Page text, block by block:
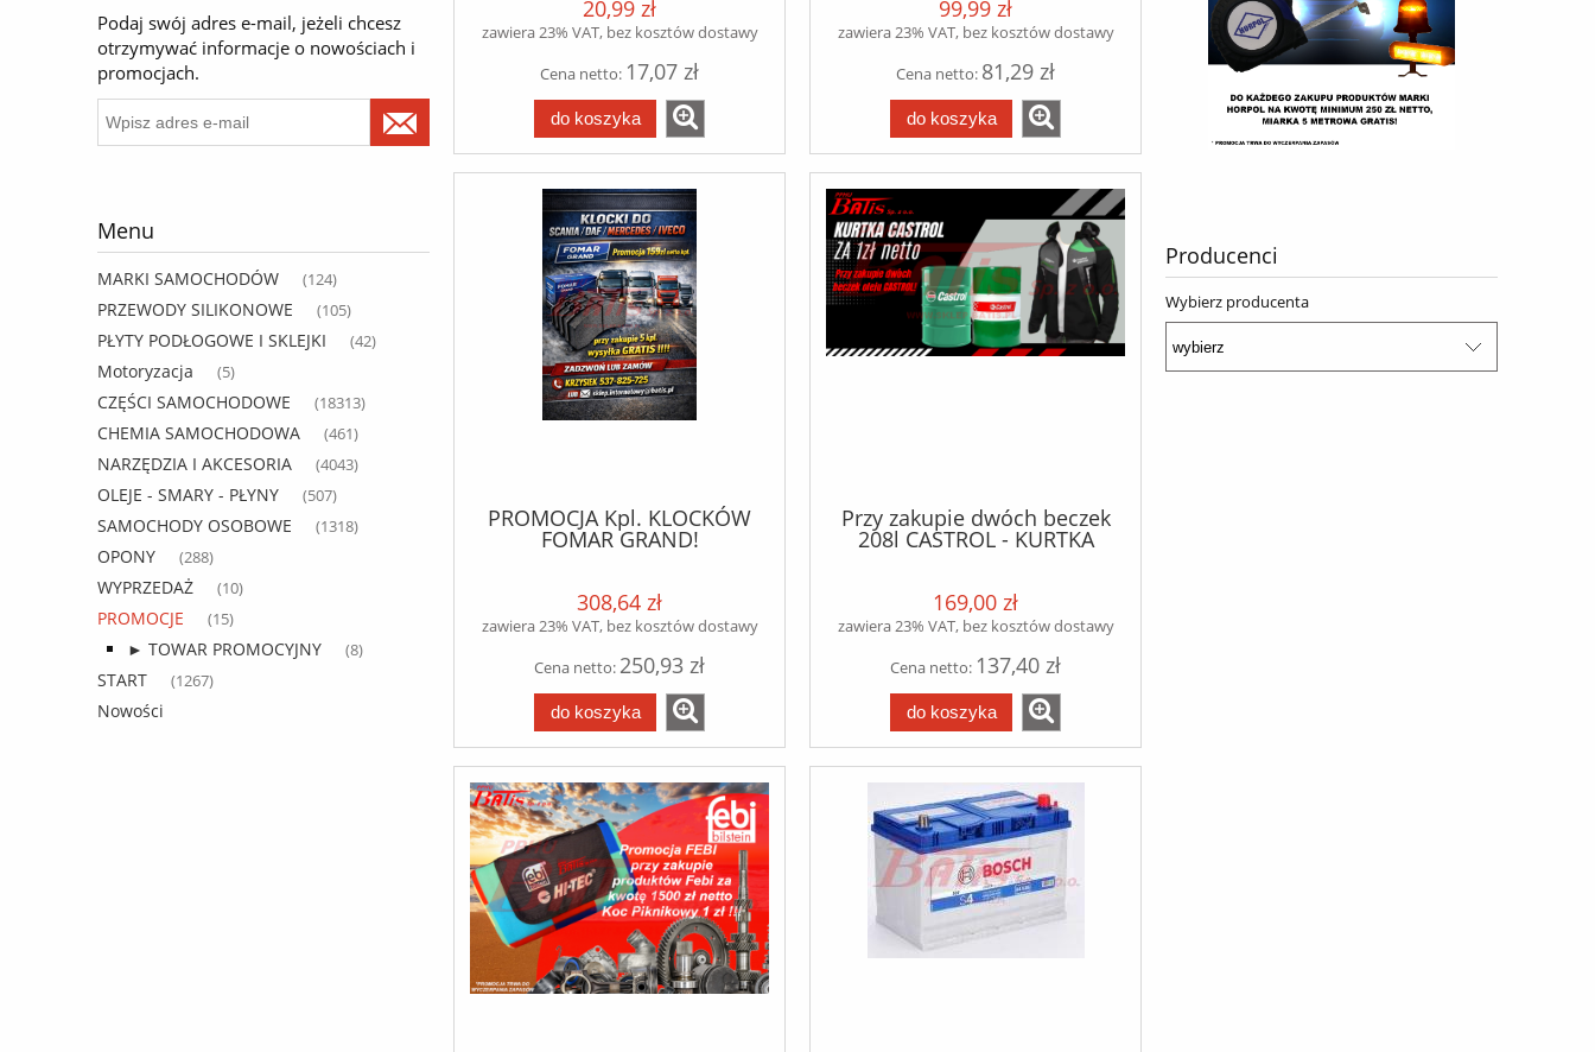
Podaj swój adres e-mail, jeżeli chcesz
otrzymywać informacje o nowościach i
promocjach.
Menu
MARKI SAMOCHODÓW (124)
PRZEWODY SILIKONOWE (105)
PŁYTY PODŁOGOWE I SKLEJKI (42)
Motoryzacja (5)
CZĘŚCI SAMOCHODOWE (18313)
CHEMIA SAMOCHODOWA (461)
NARZĘDZIA I AKCESORIA (4043)
OLEJE - SMARY - PŁYNY (507)
SAMOCHODY OSOBOWE (1318)
OPONY (288)
WYPRZEDAŻ (10)
PROMOCJE (15)
► TOWAR PROMOCYJNY (8)
START (1267)
Nowości
20,99 zł
zawiera 23% VAT, bez kosztów dostawy
Cena netto: 17,07 zł
do koszyka
99,99 zł
zawiera 23% VAT, bez kosztów dostawy
Cena netto: 81,29 zł
do koszyka
PROMOCJA Kpl. KLOCKÓW
FOMAR GRAND!
308,64 zł
zawiera 23% VAT, bez kosztów dostawy
Cena netto: 250,93 zł
do koszyka
Przy zakupie dwóch beczek
208l CASTROL - KURTKA
169,00 zł
zawiera 23% VAT, bez kosztów dostawy
Cena netto: 137,40 zł
do koszyka
Producenci
Wybierz producenta